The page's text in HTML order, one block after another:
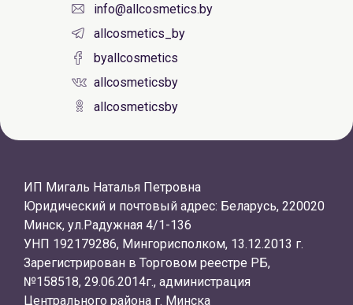
info@allcosmetics.by
allcosmetics_by
byallcosmetics
allcosmeticsby
allcosmeticsby
ИП Мигаль Наталья Петровна
Юридический и почтовый адрес: Беларусь, 220020
Минск, ул.Радужная 4/1-136
УНП 192179286, Мингорисполком, 13.12.2013 г.
Зарегистрирован в Торговом реестре РБ,
№158518, 29.06.2014г., администрация
Центрального района г. Минска